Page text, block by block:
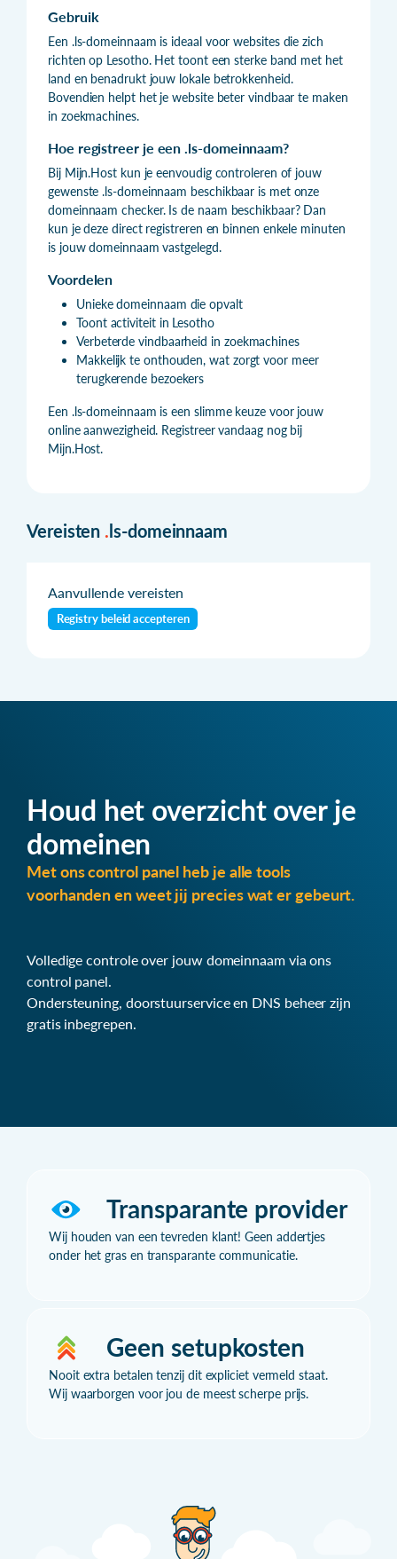
Gebruik
Een .ls-domeinnaam is ideaal voor websites die zich
richten op Lesotho. Het toont een sterke band met het
land en benadrukt jouw lokale betrokkenheid.
Bovendien helpt het je website beter vindbaar te maken
in zoekmachines.
Hoe registreer je een .ls-domeinnaam?
Bij Mijn.Host kun je eenvoudig controleren of jouw
gewenste .ls-domeinnaam beschikbaar is met onze
domeinnaam checker. Is de naam beschikbaar? Dan
kun je deze direct registreren en binnen enkele minuten
is jouw domeinnaam vastgelegd.
Voordelen
Unieke domeinnaam die opvalt
Toont activiteit in Lesotho
Verbeterde vindbaarheid in zoekmachines
Makkelijk te onthouden, wat zorgt voor meer
terugkerende bezoekers
Een .ls-domeinnaam is een slimme keuze voor jouw
online aanwezigheid. Registreer vandaag nog bij
Mijn.Host.
Vereisten .ls-domeinnaam
Aanvullende vereisten
Registry beleid accepteren
Houd het overzicht over je
domeinen
Met ons control panel heb je alle tools
voorhanden en weet jij precies wat er gebeurt.
Volledige controle over jouw domeinnaam via ons
control panel.
Ondersteuning, doorstuurservice en DNS beheer zijn
gratis inbegrepen.
Transparante provider
Wij houden van een tevreden klant! Geen addertjes
onder het gras en transparante communicatie.
Geen setupkosten
Nooit extra betalen tenzij dit expliciet vermeld staat.
Wij waarborgen voor jou de meest scherpe prijs.